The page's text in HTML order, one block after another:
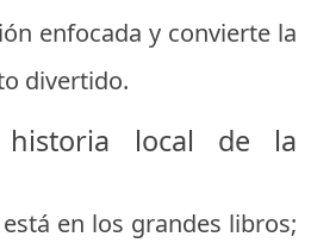
enfocada y convierte la
divertido.
historia local de la
en los grandes libros;